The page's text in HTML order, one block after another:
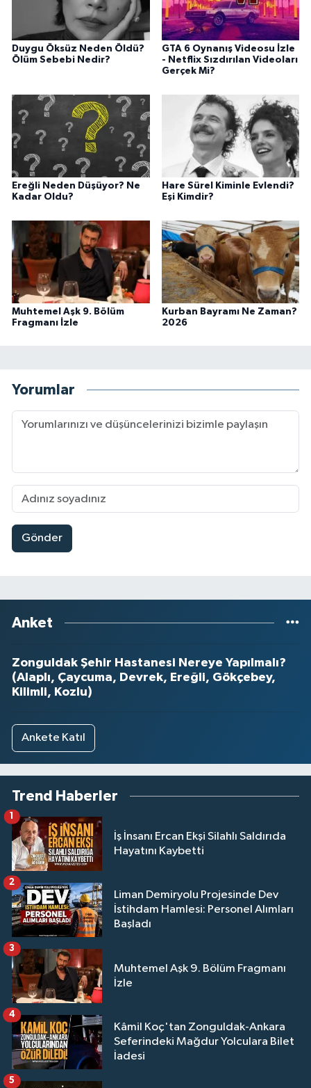
Duygu Öksüz Neden Öldü?
Ölüm Sebebi Nedir?
GTA 6 Oynanış Videosu İzle
- Netflix Sızdırılan Videoları
Gerçek Mi?
Ereğli Neden Düşüyor? Ne
Kadar Oldu?
Hare Sürel Kiminle Evlendi?
Eşi Kimdir?
Muhtemel Aşk 9. Bölüm
Fragmanı İzle
Kurban Bayramı Ne Zaman?
2026
Yorumlar
Gönder
Anket
Zonguldak Şehir Hastanesi Nereye Yapılmalı?
(Alaplı, Çaycuma, Devrek, Ereğli, Gökçebey,
Kilimli, Kozlu)
Ankete Katıl
Trend Haberler
İş İnsanı Ercan Ekşi Silahlı Saldırıda
Hayatını Kaybetti
1
Liman Demiryolu Projesinde Dev
İstihdam Hamlesi: Personel Alımları
Başladı
2
Muhtemel Aşk 9. Bölüm Fragmanı
İzle
3
Kâmil Koç'tan Zonguldak-Ankara
Seferindeki Mağdur Yolculara Bilet
İadesi
4
5